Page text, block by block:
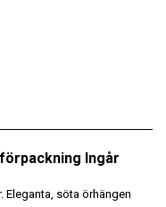
Ingår
Eleganta, söta örhängen